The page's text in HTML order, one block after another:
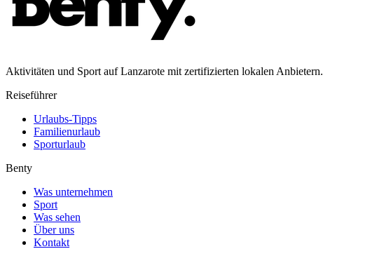
Aktivitäten und Sport auf Lanzarote mit zertifizierten lokalen Anbietern.
Reiseführer
Urlaubs-Tipps
Familienurlaub
Sporturlaub
Benty
Was unternehmen
Sport
Was sehen
Über uns
Kontakt